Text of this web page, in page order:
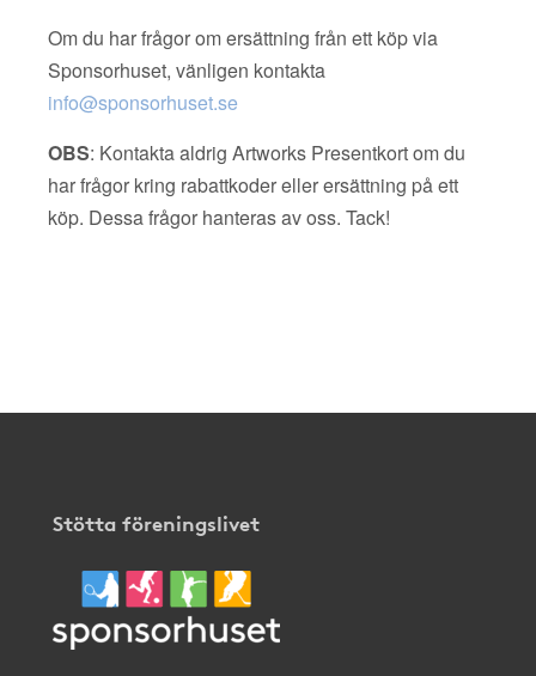
Om du har frågor om ersättning från ett köp via
Sponsorhuset, vänligen kontakta
info@sponsorhuset.se
OBS: Kontakta aldrig Artworks Presentkort om du
har frågor kring rabattkoder eller ersättning på ett
köp. Dessa frågor hanteras av oss. Tack!
Stötta föreningslivet